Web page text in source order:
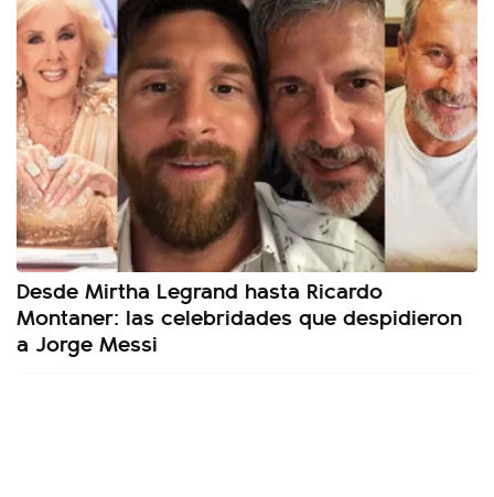
Desde Mirtha Legrand hasta Ricardo
Montaner: las celebridades que despidieron
a Jorge Messi